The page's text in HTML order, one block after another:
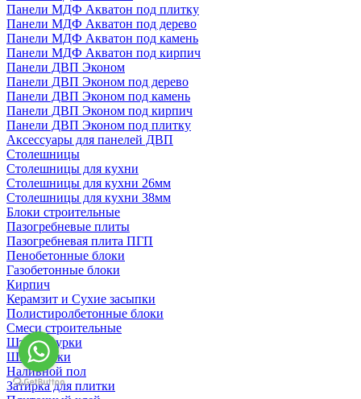
Панели МДФ Акватон под плитку
Панели МДФ Акватон под дерево
Панели МДФ Акватон под камень
Панели МДФ Акватон под кирпич
Панели ДВП Эконом
Панели ДВП Эконом под дерево
Панели ДВП Эконом под камень
Панели ДВП Эконом под кирпич
Панели ДВП Эконом под плитку
Аксессуары для панелей ДВП
Столешницы
Столешницы для кухни
Столешницы для кухни 26мм
Столешницы для кухни 38мм
Блоки строительные
Пазогребневые плиты
Пазогребневая плита ПГП
Пенобетонные блоки
Газобетонные блоки
Кирпич
Керамзит и Сухие засыпки
Полистиролбетонные блоки
Смеси строительные
Штукартурки
Шпаклевки
Наливной пол
Затирка для плитки